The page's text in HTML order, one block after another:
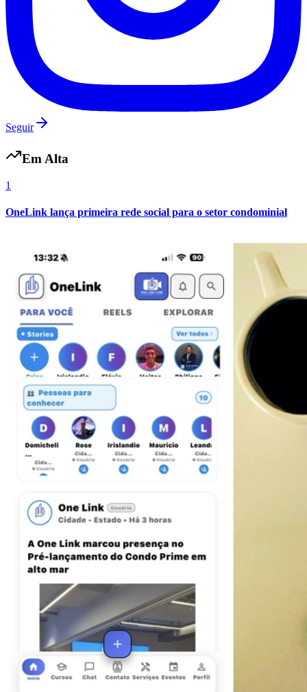
Seguir
Em Alta
1
OneLink lança primeira rede social para o setor condominial